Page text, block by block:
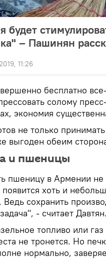
будет
– Пашинян
11:26
бесплатно
солому
экономия
не только
выгоден обеим
и пшеницы
пшеницу в Армении не
хоть и
Ведь сохранить
- считает Давтян.
топливо или
не тронется. Но
нормально,